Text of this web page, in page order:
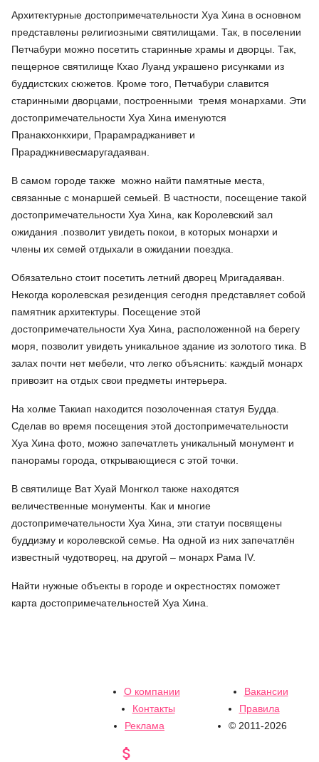
Архитектурные достопримечательности Хуа Хина в основном
представлены религиозными святилищами. Так, в поселении
Петчабури можно посетить старинные храмы и дворцы. Так,
пещерное святилище Кхао Луанд украшено рисунками из
буддистских сюжетов. Кроме того, Петчабури славится
старинными дворцами, построенными тремя монархами. Эти
достопримечательности Хуа Хина именуются
Пранакхонкхири, Прарамраджанивет и
Прараджнивесмаругадаяван.
В самом городе также можно найти памятные места,
связанные с монаршей семьей. В частности, посещение такой
достопримечательности Хуа Хина, как Королевский зал
ожидания .позволит увидеть покои, в которых монархи и
члены их семей отдыхали в ожидании поездка.
Обязательно стоит посетить летний дворец Мригадаяван.
Некогда королевская резиденция сегодня представляет собой
памятник архитектуры. Посещение этой
достопримечательности Хуа Хина, расположенной на берегу
моря, позволит увидеть уникальное здание из золотого тика. В
залах почти нет мебели, что легко объяснить: каждый монарх
привозит на отдых свои предметы интерьера.
На холме Такиап находится позолоченная статуя Будда.
Сделав во время посещения этой достопримечательности
Хуа Хина фото, можно запечатлеть уникальный монумент и
панорамы города, открывающиеся с этой точки.
В святилище Ват Хуай Монгкол также находятся
величественные монументы. Как и многие
достопримечательности Хуа Хина, эти статуи посвящены
буддизму и королевской семье. На одной из них запечатлён
известный чудотворец, на другой – монарх Рама IV.
Найти нужные объекты в городе и окрестностях поможет
карта достопримечательностей Хуа Хина.
О компании
Вакансии
Контакты
Правила
Реклама
© 2011-2026
